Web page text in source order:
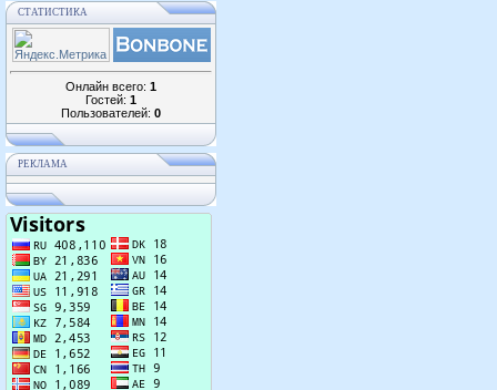
СТАТИСТИКА
Онлайн всего: 1
Гостей: 1
Пользователей: 0
РЕКЛАМА